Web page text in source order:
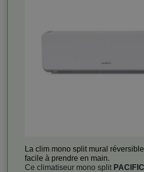
La clim mono split mural
facile à prendre en main.
Ce climatiseur mono split